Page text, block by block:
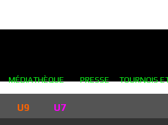
MÉDIATHÈQUE PRESSE TOURNOIS
U9 U7